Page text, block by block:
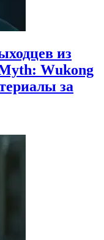
из
Wukong
за